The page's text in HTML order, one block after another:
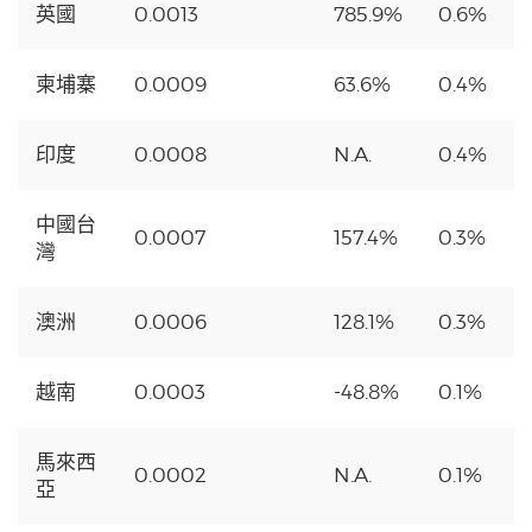
英國 0.0013 785.9% 0.6%
柬埔寨 0.0009 63.6% 0.4%
印度 0.0008 N.A. 0.4%
中國台
灣
0.0007 157.4% 0.3%
澳洲 0.0006 128.1% 0.3%
越南 0.0003 -48.8% 0.1%
馬來西
亞
0.0002 N.A. 0.1%